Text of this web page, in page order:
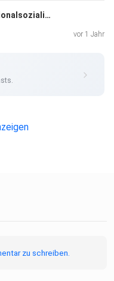
Folge 7: Euthanasie im Nationalsozialismus
vor 1 Jahr
zu schreiben.